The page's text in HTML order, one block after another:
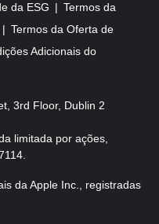
da ESG
Termos da
Termos da Oferta de
Adicionais do
3rd Floor, Dublin 2
limitada por ações,
da Apple Inc., registradas